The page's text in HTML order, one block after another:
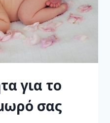
για το
σας